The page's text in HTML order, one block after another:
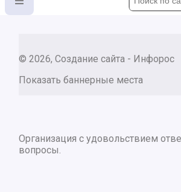
© 2026, Создание сайта - Инфорос
Показать баннерные места
Организация с удовольствием
вопросы.